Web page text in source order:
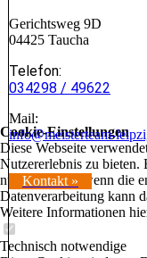
Gerichtsweg 9D
04425 Taucha
Telefon:
034298 / 49622
Mail:
info@meisterteam-
Kontakt »
Cookie-Einstellungen
Diese Webseite
Nutzererlebnis zu bieten.
nur angezeigt, wenn die
Datenverarbeitung kann
Weitere Informationen
Technisch notwendige